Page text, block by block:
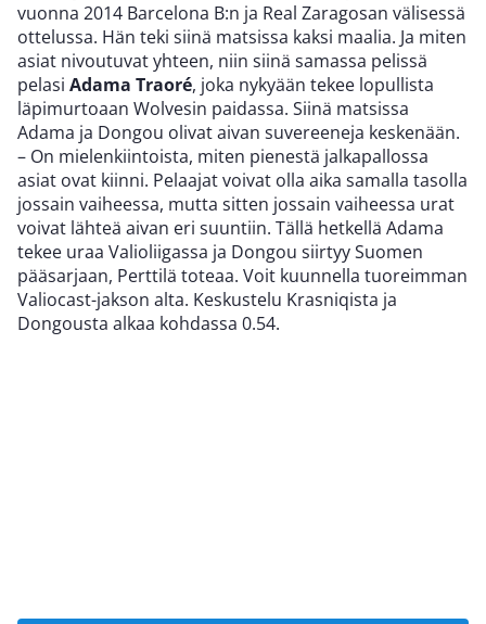
vuonna 2014 Barcelona B:n ja Real Zaragosan välisessä
ottelussa. Hän teki siinä matsissa kaksi maalia. Ja miten
asiat nivoutuvat yhteen, niin siinä samassa pelissä
pelasi Adama Traoré, joka nykyään tekee lopullista
läpimurtoaan Wolvesin paidassa. Siinä matsissa
Adama ja Dongou olivat aivan suvereeneja keskenään.
– On mielenkiintoista, miten pienestä jalkapallossa
asiat ovat kiinni. Pelaajat voivat olla aika samalla tasolla
jossain vaiheessa, mutta sitten jossain vaiheessa urat
voivat lähteä aivan eri suuntiin. Tällä hetkellä Adama
tekee uraa Valioliigassa ja Dongou siirtyy Suomen
pääsarjaan, Perttilä toteaa. Voit kuunnella tuoreimman
Valiocast-jakson alta. Keskustelu Krasniqista ja
Dongousta alkaa kohdassa 0.54.